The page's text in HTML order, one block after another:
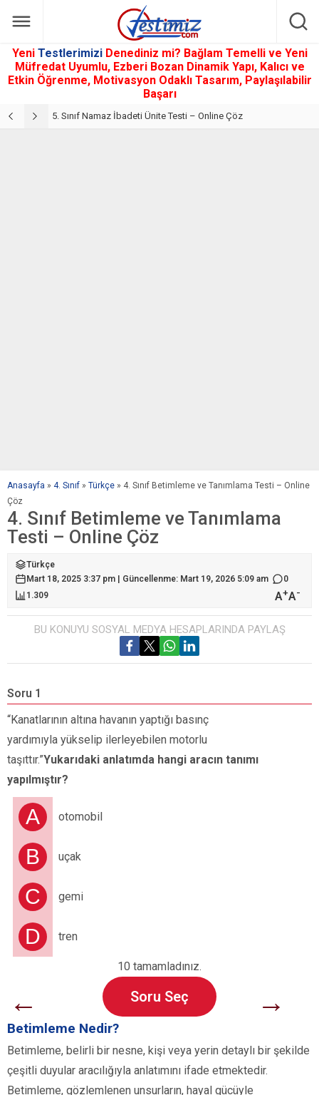
Yeni Testlerimizi Denediniz mi? Bağlam Temelli ve Yeni
Müfredat Uyumlu, Ezberi Bozan Dinamik Yapı, Kalıcı ve
Etkin Öğrenme, Motivasyon Odaklı Tasarım, Paylaşılabilir
Başarı
5. Sınıf Namaz İbadeti Ünite Testi – Online Çöz
Anasayfa » 4. Sınıf » Türkçe » 4. Sınıf Betimleme ve Tanımlama Testi – Online
Çöz
4. Sınıf Betimleme ve Tanımlama
Testi – Online Çöz
Türkçe
Mart 18, 2025 3:37 pm | Güncellenme: Mart 19, 2026 5:09 am
0
1.309
A+A-
BU KONUYU SOSYAL MEDYA HESAPLARINDA PAYLAŞ
Soru 1
“Kanatlarının altına havanın yaptığı basınç
yardımıyla yükselip ilerleyebilen motorlu
taşıttır.”Yukarıdaki anlatımda hangi aracın tanımı
yapılmıştır?
A otomobil
B uçak
C gemi
D tren
10 tamamladınız.
← Soru Seç →
Betimleme Nedir?
Betimleme, belirli bir nesne, kişi veya yerin detaylı bir şekilde
çeşitli duyular aracılığıyla anlatımını ifade etmektedir.
Betimleme, gözlemlenen unsurların, hayal gücüyle